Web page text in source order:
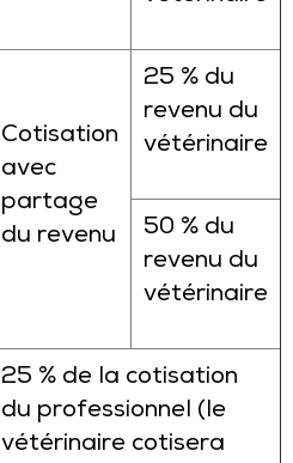
Cotisation
avec
partage
du revenu
25 % du
revenu du
vétérinaire
50 % du
revenu du
vétérinaire
25 % de la cotisation
du professionnel (le
vétérinaire cotisera